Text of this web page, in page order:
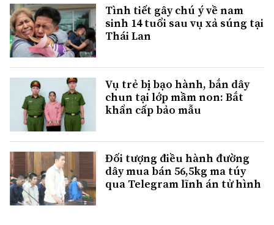
Tình tiết gây chú ý về nam
sinh 14 tuổi sau vụ xả súng tại
Thái Lan
Vụ trẻ bị bạo hành, bắn dây
chun tại lớp mầm non: Bắt
khẩn cấp bảo mẫu
Đối tượng điều hành đường
dây mua bán 56,5kg ma túy
qua Telegram lĩnh án tử hình